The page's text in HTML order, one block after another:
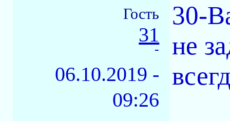
Гость
31
-
06.10.2019 -
09:26
30-
не